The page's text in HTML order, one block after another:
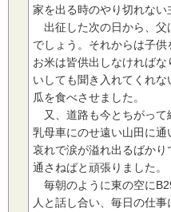
家を出る時のやり切れな
出征した次の日から、父
でしょう。それからは子
お米は皆供出しなければ
いしても聞き入れてくれ
瓜を食べさせました。
又、道路も今とちがって
乳母車にのせ遠い山田に
哀れで涙が溢れ出るばか
通さねばと頑張りました。
毎朝のように東の空に
人と話し合い、毎日の仕